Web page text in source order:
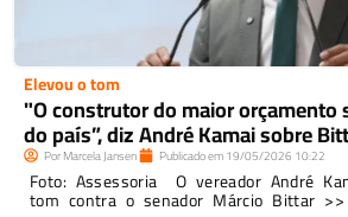
Elevou o tom
"O construtor do maior orçamento
do país”, diz André Kamai sobre
PorMarcela Jansen Publicado em19/05/2026 10:22
Foto: Assessoria O vereador André
tom contra o senador Márcio Bittar >>